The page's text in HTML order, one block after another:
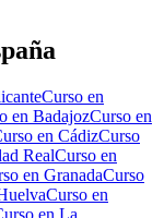
Curso en
en BadajozCurso en
en CádizCurso
RealCurso en
en GranadaCurso
Curso en
en La